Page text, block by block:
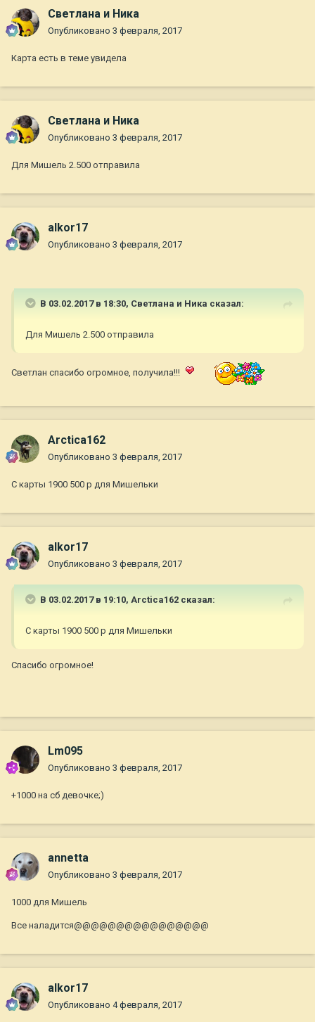
Светлана и Ника
Опубликовано 3 февраля, 2017
Карта есть в теме увидела
Светлана и Ника
Опубликовано 3 февраля, 2017
Для Мишель 2.500 отправила
alkor17
Опубликовано 3 февраля, 2017
В 03.02.2017 в 18:30, Светлана и Ника сказал:
Для Мишель 2.500 отправила
Светлан спасибо огромное, получила!!!
Arctica162
Опубликовано 3 февраля, 2017
С карты 1900 500 р для Мишельки
alkor17
Опубликовано 3 февраля, 2017
В 03.02.2017 в 19:10, Arctica162 сказал:
С карты 1900 500 р для Мишельки
Спасибо огромное!
Lm095
Опубликовано 3 февраля, 2017
+1000 на сб девочке;)
annetta
Опубликовано 3 февраля, 2017
1000 для Мишель
Все наладится@@@@@@@@@@@@@@@@
alkor17
Опубликовано 4 февраля, 2017